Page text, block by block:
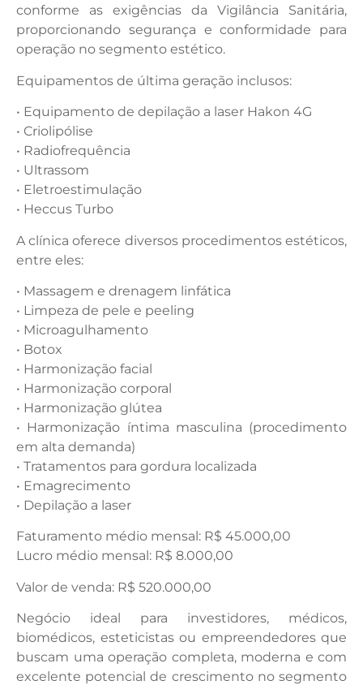
conforme as exigências da Vigilância Sanitária,
proporcionando segurança e conformidade para
operação no segmento estético.
Equipamentos de última geração inclusos:
• Equipamento de depilação a laser Hakon 4G
• Criolipólise
• Radiofrequência
• Ultrassom
• Eletroestimulação
• Heccus Turbo
A clínica oferece diversos procedimentos estéticos,
entre eles:
• Massagem e drenagem linfática
• Limpeza de pele e peeling
• Microagulhamento
• Botox
• Harmonização facial
• Harmonização corporal
• Harmonização glútea
• Harmonização íntima masculina (procedimento
em alta demanda)
• Tratamentos para gordura localizada
• Emagrecimento
• Depilação a laser
Faturamento médio mensal: R$ 45.000,00
Lucro médio mensal: R$ 8.000,00
Valor de venda: R$ 520.000,00
Negócio ideal para investidores, médicos,
biomédicos, esteticistas ou empreendedores que
buscam uma operação completa, moderna e com
excelente potencial de crescimento no segmento